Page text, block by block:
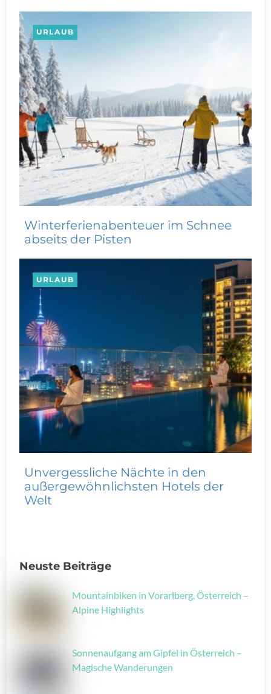
URLAUB
Winterferienabenteuer im Schnee
abseits der Pisten
URLAUB
Unvergessliche Nächte in den
außergewöhnlichsten Hotels der
Welt
Neuste Beiträge
Mountainbiken in Vorarlberg, Österreich –
Alpine Highlights
Sonnenaufgang am Gipfel in Österreich –
Magische Wanderungen